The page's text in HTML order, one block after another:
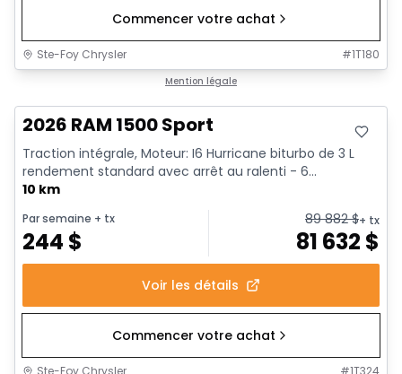
Commencer votre achat
Ste-Foy Chrysler #1T180
Mention légale
2026 RAM 1500 Sport
Traction intégrale, Moteur: I6 Hurricane biturbo de 3 L
rendement standard avec arrêt au ralenti - 6...
10 km
Par semaine + tx
244 $
89 882$+ tx
81 632 $
Voir les détails
Commencer votre achat
Ste-Foy Chrysler #1T324